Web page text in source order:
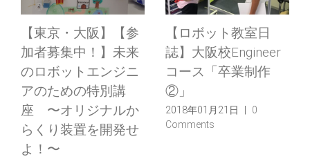
【東京・大阪】【参
加者募集中！】未来
のロボットエンジニ
アのための特別講
座 〜オリジナルか
らくり装置を開発せ
よ！〜
【ロボット教室日
誌】大阪校Engineer
コース「卒業制作
②」
2018年01月21日
0
Comments